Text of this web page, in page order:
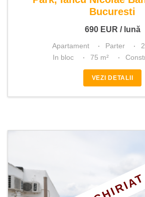
Bucuresti
690 EUR / lună
Apartament Parter
In bloc
75 m²
VEZI DETALII